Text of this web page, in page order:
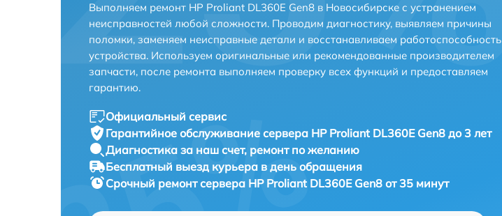
Выполняем ремонт HP Proliant DL360E Gen8 в Новосибирске с устранением
неисправностей любой сложности. Проводим диагностику, выявляем причины
поломки, заменяем неисправные детали и восстанавливаем работоспособность
устройства. Используем оригинальные или рекомендованные производителем
запчасти, после ремонта выполняем проверку всех функций и предоставляем
гарантию.
Официальный сервис
Гарантийное обслуживание сервера HP Proliant DL360E Gen8 до 3 лет
Диагностика за наш счет, ремонт по желанию
Бесплатный выезд курьера в день обращения
Срочный ремонтсервера HP Proliant DL360E Gen8 от 35 минут